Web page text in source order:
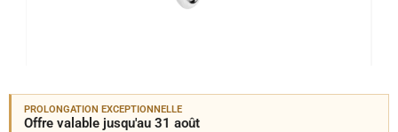
PROLONGATION EXCEPTIONNELLE
Offre valable jusqu'au 31 août